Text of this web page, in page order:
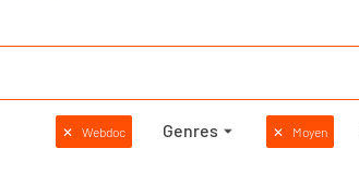
✕ Webdoc Genres ✕ Moyen